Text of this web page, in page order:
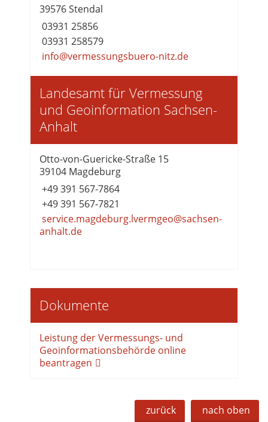
39576 Stendal
03931 25856
03931 258579
info@vermessungsbuero-nitz.de
Landesamt für Vermessung
und Geoinformation Sachsen-
Anhalt
Otto-von-Guericke-Straße 15
39104 Magdeburg
+49 391 567-7864
+49 391 567-7821
service.magdeburg.lvermgeo@sachsen-
anhalt.de
Dokumente
Leistung der Vermessungs- und
Geoinformationsbehörde online
beantragen
zurück nach oben